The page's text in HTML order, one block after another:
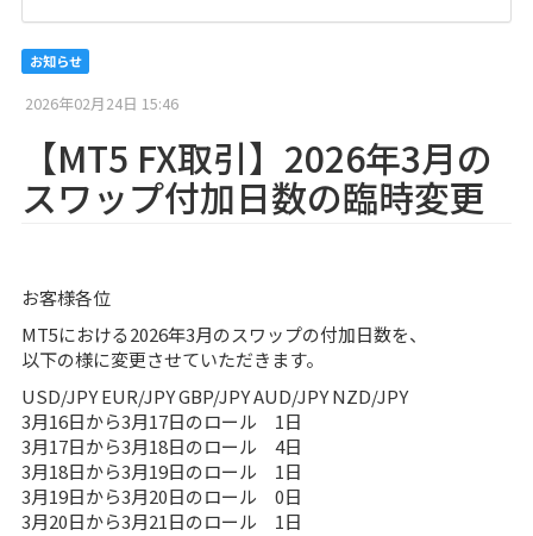
お知らせ
2026年02月24日 15:46
【MT5 FX取引】2026年3月の
スワップ付加日数の臨時変更
お客様各位
MT5における2026年3月のスワップの付加日数を、
以下の様に変更させていただきます。
USD/JPY EUR/JPY GBP/JPY AUD/JPY NZD/JPY
3月16日から3月17日のロール 1日
3月17日から3月18日のロール 4日
3月18日から3月19日のロール 1日
3月19日から3月20日のロール 0日
3月20日から3月21日のロール 1日